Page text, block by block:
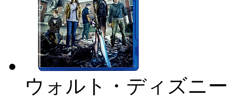
ウォルト・ディズニ